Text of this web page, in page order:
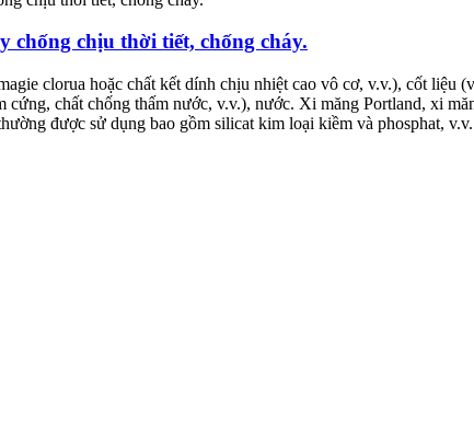
chống chịu thời tiết, chống cháy.
clorua hoặc chất kết dính chịu nhiệt cao vô cơ, v.v.), cốt liệu
cứng, chất chống thấm nước, v.v.), nước. Xi măng Portland, xi
được sử dụng bao gồm silicat kim loại kiềm và phosphat, v.v.